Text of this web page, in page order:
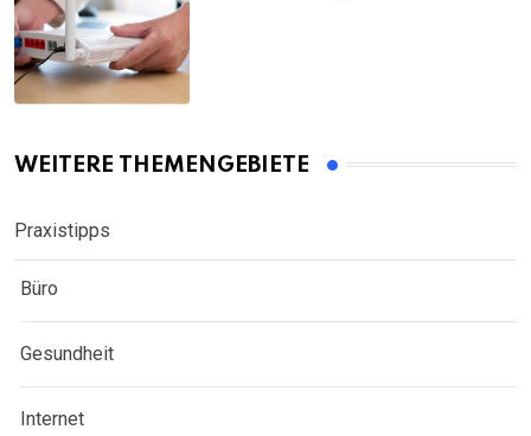
WEITERE THEMENGEBIETE
Praxistipps
Büro
Gesundheit
Internet